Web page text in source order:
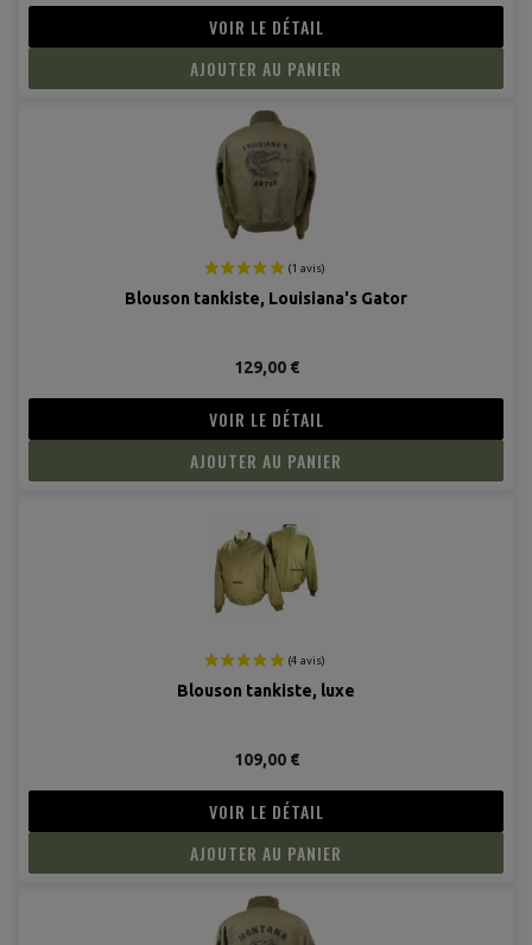
(1 avis)
VOIR LE DÉTAIL
AJOUTER AU PANIER
Blouson tankiste, Louisiana's Gator
129,00 €
VOIR LE DÉTAIL
AJOUTER AU PANIER
Blouson tankiste, luxe
109,00 €
VOIR LE DÉTAIL
AJOUTER AU PANIER